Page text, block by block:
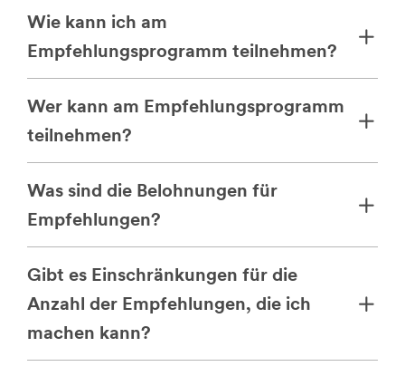
Wie kann ich am
Empfehlungsprogramm teilnehmen?
Wer kann am Empfehlungsprogramm
teilnehmen?
Was sind die Belohnungen für
Empfehlungen?
Gibt es Einschränkungen für die
Anzahl der Empfehlungen, die ich
machen kann?